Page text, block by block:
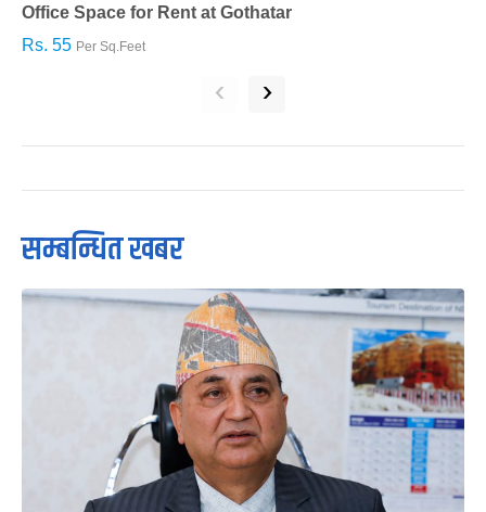
Office Space for Rent at Gothatar
Rs. 55 Per Sq.Feet
‹ ›
सम्बन्धित खबर